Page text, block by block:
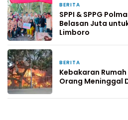
BERITA
SPPI & SPPG
Belasan Juta
Limboro
BERITA
Kebakaran
Orang Meninggal